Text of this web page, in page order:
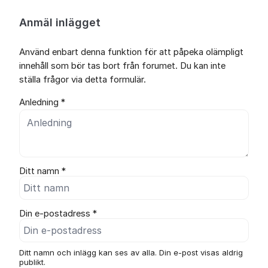
Anmäl inlägget
Använd enbart denna funktion för att påpeka olämpligt
innehåll som bör tas bort från forumet. Du kan inte
ställa frågor via detta formulär.
Anledning *
Ditt namn *
Din e-postadress *
Ditt namn och inlägg kan ses av alla. Din e-post visas aldrig
publikt.